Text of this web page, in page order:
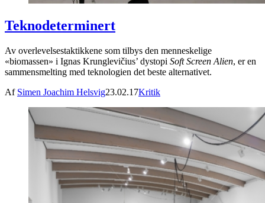
Teknodeterminert
Av overlevelsestaktikkene som tilbys den menneskelige
«biomassen» i Ignas Krunglevičius’ dystopi Soft Screen Alien, er en
sammensmelting med teknologien det beste alternativet.
Af Simen Joachim Helsvig23.02.17Kritik